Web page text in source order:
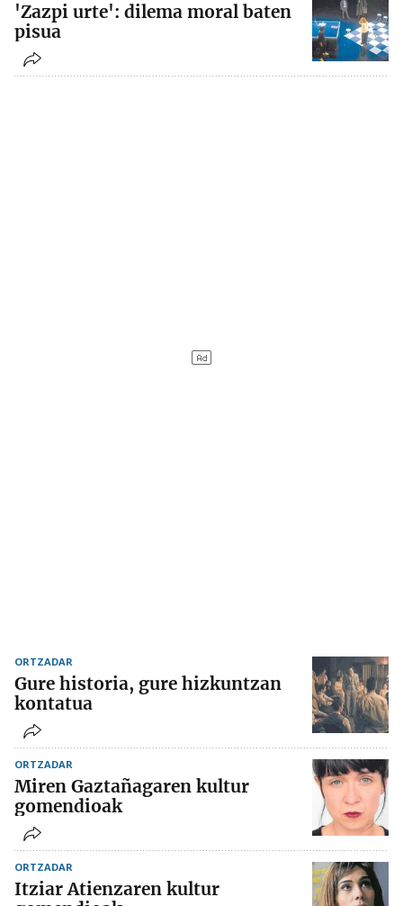
'Zazpi urte': dilema moral baten
pisua
ORTZADAR
Gure historia, gure hizkuntzan
kontatua
ORTZADAR
Miren Gaztañagaren kultur
gomendioak
ORTZADAR
Itziar Atienzaren kultur